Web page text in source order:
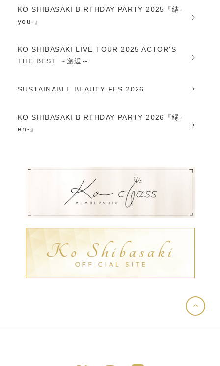
KO SHIBASAKI BIRTHDAY PARTY 2025『結-
you-』
KO SHIBASAKI LIVE TOUR 2025 ACTOR'S
THE BEST ～邂逅～
SUSTAINABLE BEAUTY FES 2026
KO SHIBASAKI BIRTHDAY PARTY 2026『縁-
en-』